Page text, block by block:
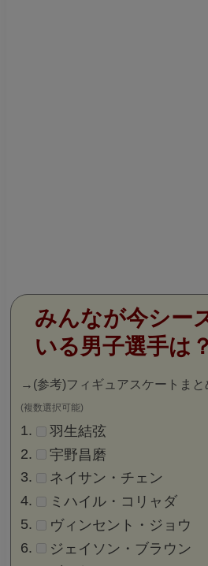
みんなが今シー
いる男子選手は？
→ (参考)フィギュアスケートま
(複数選択可能)
羽生結弦
宇野昌磨
ネイサン・チェン
ミハイル・コリャダ
ヴィンセント・ジョウ
ジェイソン・ブラウン